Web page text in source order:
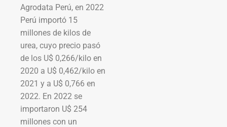
Agrodata Perú, en 2022
Perú importó 15
millones de kilos de
urea, cuyo precio pasó
de los U$ 0,266/kilo en
2020 a U$ 0,462/kilo en
2021 y a U$ 0,766 en
2022. En 2022 se
importaron U$ 254
millones con un